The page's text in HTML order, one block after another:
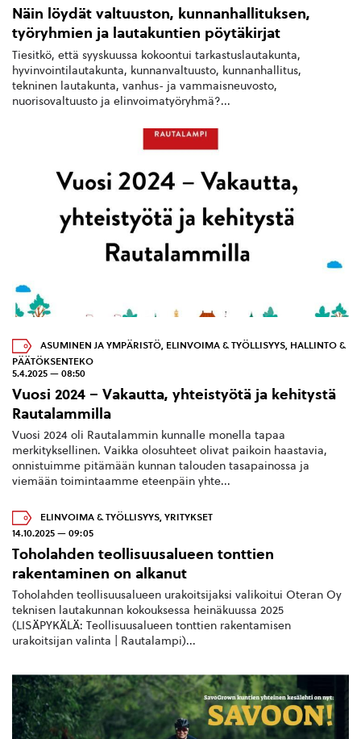
Näin löydät valtuuston, kunnanhallituksen,
työryhmien ja lautakuntien pöytäkirjat
Tiesitkö, että syyskuussa kokoontui tarkastuslautakunta,
hyvinvointilautakunta, kunnanvaltuusto, kunnanhallitus,
tekninen lautakunta, vanhus- ja vammaisneuvosto,
nuorisovaltuusto ja elinvoimatyöryhmä?...
ASUMINEN JA YMPÄRISTÖ ELINVOIMA & TYÖLLISYYS HALLINTO &
PÄÄTÖKSENTEKO
5.4.2025 — 08:50
Vuosi 2024 – Vakautta, yhteistyötä ja kehitystä
Rautalammilla
Vuosi 2024 oli Rautalammin kunnalle monella tapaa
merkityksellinen. Vaikka olosuhteet olivat paikoin haastavia,
onnistuimme pitämään kunnan talouden tasapainossa ja
viemään toimintaamme eteenpäin yhte...
ELINVOIMA & TYÖLLISYYS, YRITYKSET
14.10.2025 — 09:05
Toholahden teollisuusalueen tonttien
rakentaminen on alkanut
Toholahden teollisuusalueen urakoitsijaksi valikoitui Oteran Oy
teknisen lautakunnan kokouksessa heinäkuussa 2025
(LISÄPYKÄLÄ: Teollisuusalueen tonttien rakentamisen
urakoitsijan valinta | Rautalampi)...